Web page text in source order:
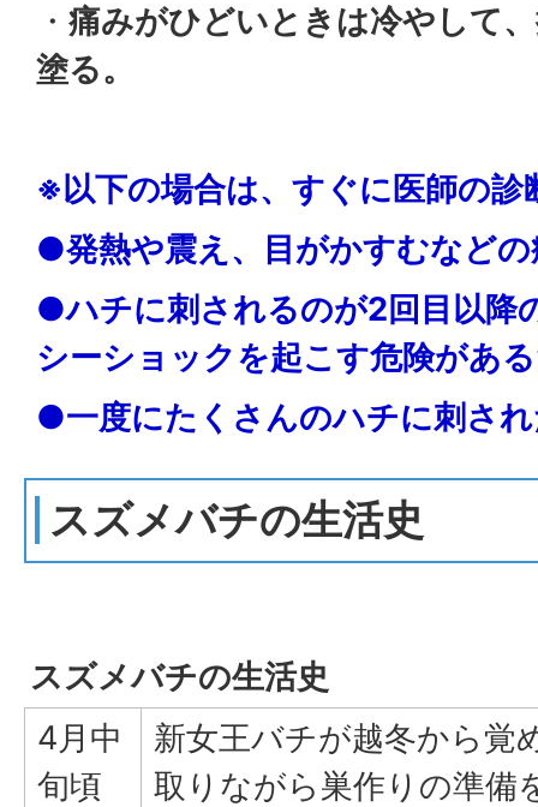
・ 痛みがひどいときは冷やして
塗る。
※以下の場合は、すぐに医師の
●発熱や震え、目がかすむなど
●ハチに刺されるのが2回目以降
シーショックを起こす危険があ
●一度にたくさんのハチに刺さ
スズメバチの生活史
スズメバチの生活史
4月中
旬頃
新女王バチが越冬から覚
取りながら巣作りの準備